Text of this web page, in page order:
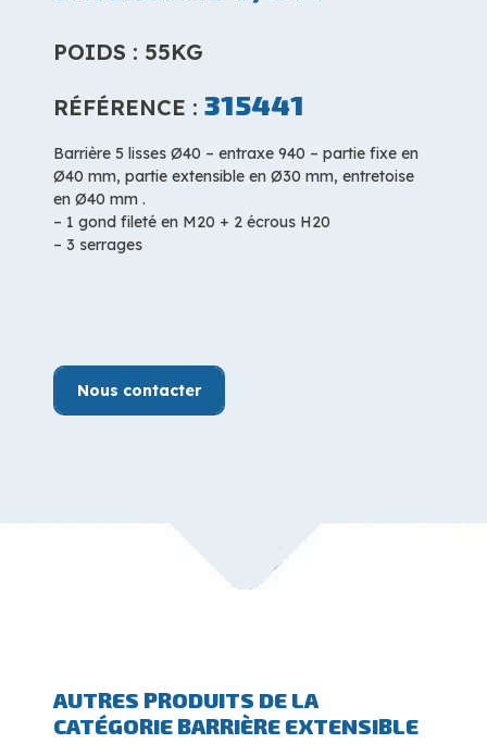
POIDS : 55KG
RÉFÉRENCE : 315441
Barrière 5 lisses Ø40 – entraxe 940 – partie fixe en
Ø40 mm, partie extensible en Ø30 mm, entretoise
en Ø40 mm .
– 1 gond fileté en M20 + 2 écrous H20
– 3 serrages
Nous contacter
AUTRES PRODUITS DE LA
CATÉGORIE BARRIÈRE EXTENSIBLE